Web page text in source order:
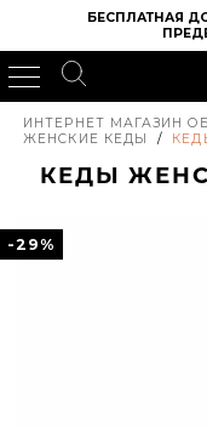
БЕСПЛАТНАЯ
ИНТЕРНЕТ МАГАЗИН
ЖЕНСКИЕ КЕДЫ
/
КЕДЫ
-29%